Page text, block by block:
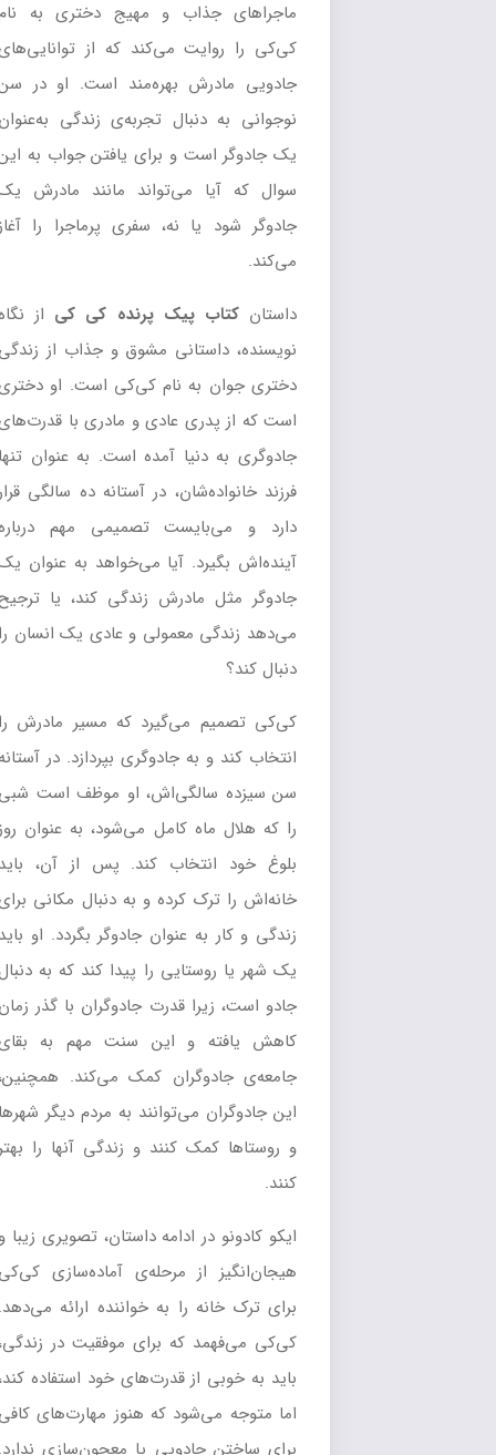
ماجراهای جذاب و مهیج دختری به نام
کی‌کی را روایت می‌کند که از توانایی‌های
جادویی مادرش بهره‌مند است. او در سن
نوجوانی به دنبال تجربه‌ی زندگی به‌عنوان
یک جادوگر است و برای یافتن جواب به این
سوال که آیا می‌تواند مانند مادرش یک
جادوگر شود یا نه، سفری پرماجرا را آغاز
داستانکتاب پیک پرنده کی کی از نگاه
نویسنده، داستانی مشوق و جذاب از زندگی
دختری جوان به نام کی‌کی است. او دختری
است که از پدری عادی و مادری با قدرت‌های
جادوگری به دنیا آمده است. به عنوان تنها
فرزند خانواده‌شان، در آستانه ده سالگی قرار
دارد و می‌بایست تصمیمی مهم درباره
آینده‌اش بگیرد. آیا می‌خواهد به عنوان یک
جادوگر مثل مادرش زندگی کند، یا ترجیح
می‌دهد زندگی معمولی و عادی یک انسان را
دنبال کند؟
کی‌کی تصمیم می‌گیرد که مسیر مادرش را
انتخاب کند و به جادوگری بپردازد. در آستانه
سن سیزده سالگی‌اش، او موظف است شبی
را که هلال ماه کامل می‌شود، به عنوان روز
بلوغ خود انتخاب کند. پس از آن، باید
خانه‌اش را ترک کرده و به دنبال مکانی برای
زندگی و کار به عنوان جادوگر بگردد. او باید
یک شهر یا روستایی را پیدا کند که به دنبال
جادو است، زیرا قدرت جادوگران با گذر زمان
کاهش یافته و این سنت مهم به بقای
جامعه‌ی جادوگران کمک می‌کند. همچنین،
این جادوگران می‌توانند به مردم دیگر شهرها
و روستاها کمک کنند و زندگی آنها را بهتر
ایکو کادونو در ادامه داستان، تصویری زیبا و
هیجان‌انگیز از مرحله‌ی آماده‌سازی کی‌کی
برای ترک خانه را به خواننده ارائه می‌دهد.
کی‌کی می‌فهمد که برای موفقیت در زندگی،
باید به خوبی از قدرت‌های خود استفاده کند،
اما متوجه می‌شود که هنوز مهارت‌های کافی
برای ساختن جادویی یا معجون‌سازی ندارد.